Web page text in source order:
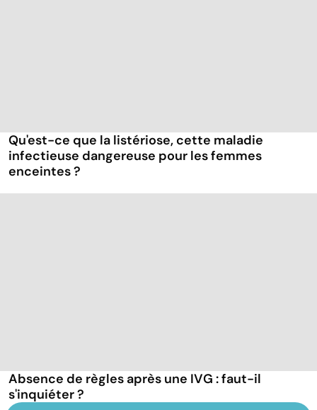
Qu'est-ce que la listériose, cette maladie
infectieuse dangereuse pour les femmes
enceintes ?
Absence de règles après une IVG : faut-il
s'inquiéter ?